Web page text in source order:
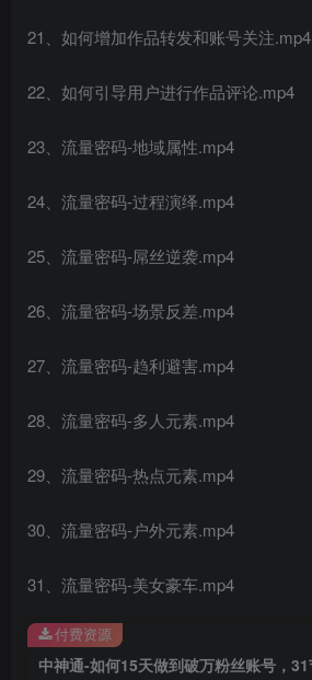
21、如何增加作品转发和账号关注.mp4
22、如何引导用户进行作品评论.mp4
23、流量密码-地域属性.mp4
24、流量密码-过程演绎.mp4
25、流量密码-屌丝逆袭.mp4
26、流量密码-场景反差.mp4
27、流量密码-趋利避害.mp4
28、流量密码-多人元素.mp4
29、流量密码-热点元素.mp4
30、流量密码-户外元素.mp4
31、流量密码-美女豪车.mp4
付费资源